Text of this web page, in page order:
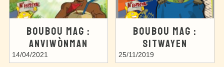
BOUBOU MAG :
ANVIWÒNMAN
14/04/2021
BOUBOU MAG :
SITWAYEN
25/11/2019